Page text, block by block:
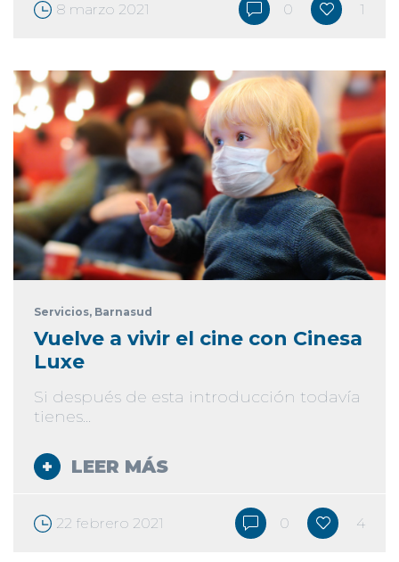
8 marzo 2021 0 1
Servicios, Barnasud
Vuelve a vivir el cine con Cinesa
Luxe
Si después de esta introducción todavía
tienes...
LEER MÁS
22 febrero 2021 0 4